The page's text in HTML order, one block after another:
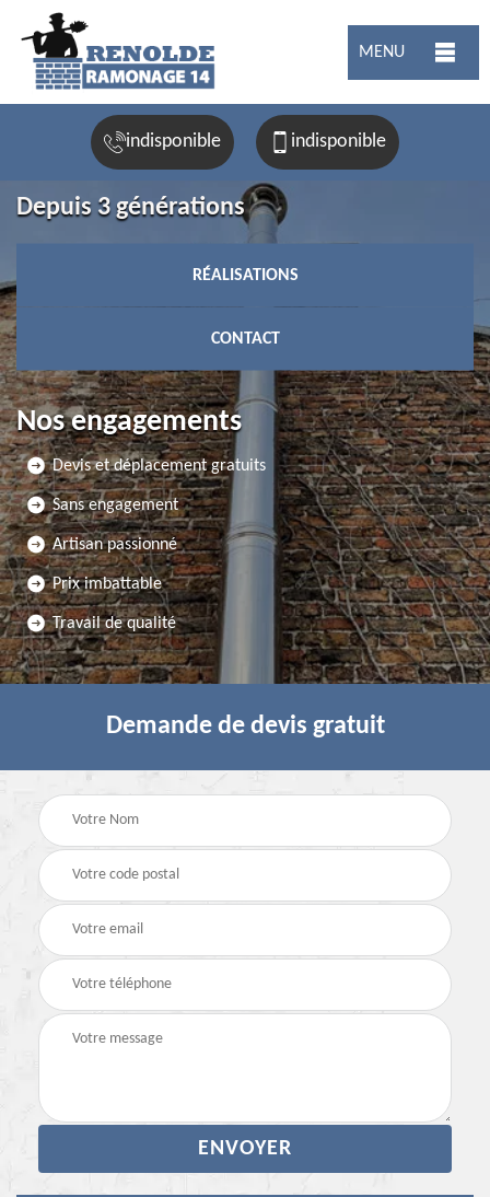
MENU
indisponible indisponible
Depuis 3 générations
RÉALISATIONS
CONTACT
Nos engagements
Devis et déplacement gratuits
Sans engagement
Artisan passionné
Prix imbattable
Travail de qualité
Demande de devis gratuit